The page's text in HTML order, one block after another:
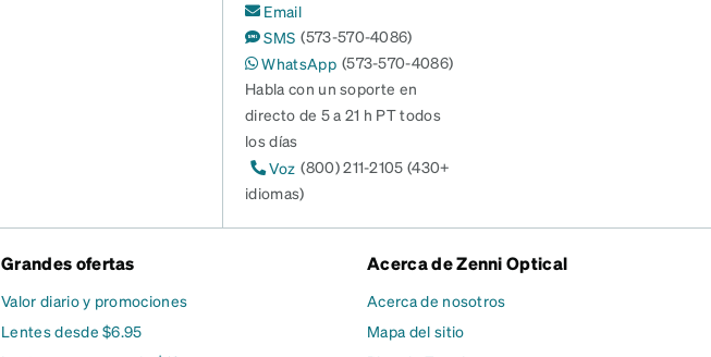
Email
SMS (573-570-4086)
WhatsApp (573-570-4086)
Habla con un soporte en
directo de 5 a 21 h PT todos
los días
Voz (800) 211-2105 (430+
idiomas)
Grandes ofertas
Valor diario y promociones
Lentes desde $6.95
Acerca de Zenni Optical
Acerca de nosotros
Mapa del sitio